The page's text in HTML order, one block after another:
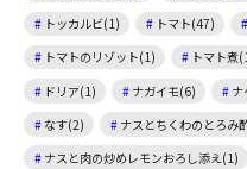
トッカルビ(1)
トマト(47)
トマトのリゾット(1)
トマト煮
ドリア(1)
ナガイモ(6)
なす(2)
ナスとちくわのとろみ
ナスと肉の炒めレモンおろし添え(1)